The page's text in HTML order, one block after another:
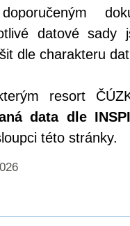
datové sady
dle charakteru
resort
data dle
této stránky.